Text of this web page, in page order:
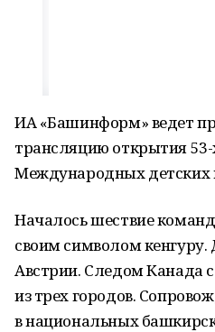
ИА «Башинформ» ведет
трансляцию открытия
Международных детских
Началось шествие
своим символом кенгуру.
Австрии. Следом Канада
из трех городов.
в национальных